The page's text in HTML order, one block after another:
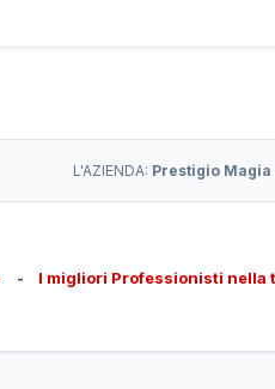
L'AZIENDA: Prestigio Magia
- I migliori Professionisti nella